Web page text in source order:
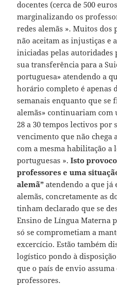
docentes (cerca de 500
marginalizando os
redes alemãs ». Muitos dos
não aceitam as injustiças e
iniciadas pelas autoridades
sua transferência para a
portuguesa» atendendo a
horário completo é apenas
semanais enquanto que se
alemãs» continuariam
28 a 30 tempos lectivos por
vencimento que não chega
com a mesma habilitação a
portuguesas ».Isto
professores e uma
alemã” atendendo a que já
alemãs, concretamente as
tinham declarado que se
Ensino de Língua Materna
só se comprometiam a
excercício. Estão também
logístico pondo à
que o país de envio assuma
professores.